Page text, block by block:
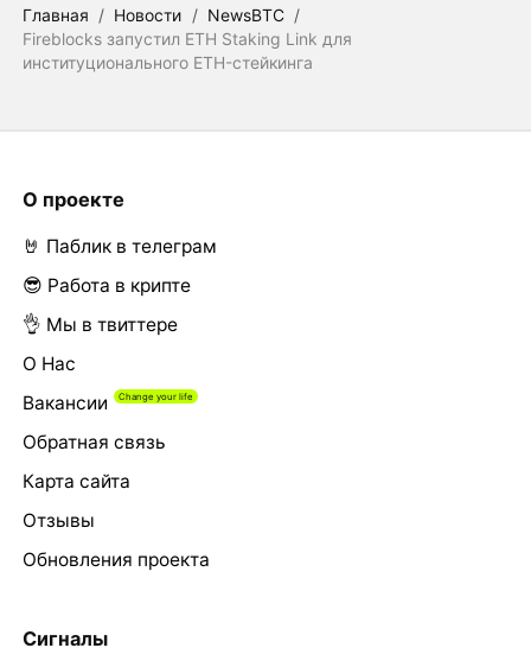
Главная / Новости / NewsBTC /
Fireblocks запустил ETH Staking Link для
институционального ETH-стейкинга
О проекте
🤘 Паблик в телеграм
😎 Работа в крипте
👌 Мы в твиттере
О Нас
Вакансии
Обратная связь
Карта сайта
Отзывы
Обновления проекта
Сигналы